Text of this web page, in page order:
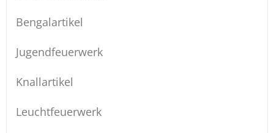
Bengalartikel
Jugendfeuerwerk
Knallartikel
Leuchtfeuerwerk